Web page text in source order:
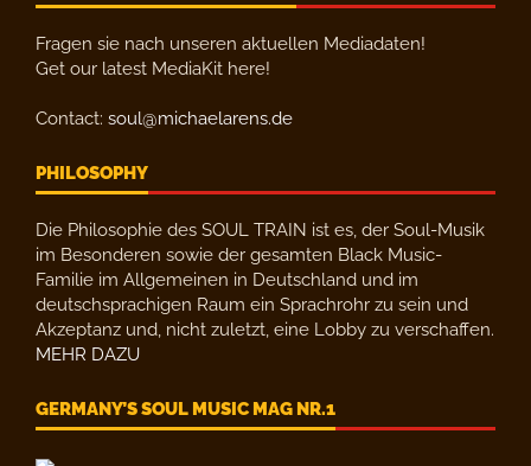
Fragen sie nach unseren aktuellen Mediadaten!
Get our latest MediaKit here!
Contact: soul@michaelarens.de
PHILOSOPHY
Die Philosophie des SOUL TRAIN ist es, der Soul-Musik
im Besonderen sowie der gesamten Black Music-
Familie im Allgemeinen in Deutschland und im
deutschsprachigen Raum ein Sprachrohr zu sein und
Akzeptanz und, nicht zuletzt, eine Lobby zu verschaffen.
MEHR DAZU
GERMANY’S SOUL MUSIC MAG NR.1